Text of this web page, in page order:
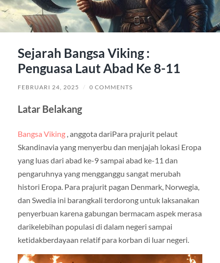
Sejarah Bangsa Viking :
Penguasa Laut Abad Ke 8-11
FEBRUARI 24, 2025 / 0 COMMENTS
Latar Belakang
Bangsa Viking, anggota dariPara prajurit pelaut
Skandinavia yang menyerbu dan menjajah lokasi Eropa
yang luas dari abad ke-9 sampai abad ke-11 dan
pengaruhnya yang mengganggu sangat merubah
histori Eropa. Para prajurit pagan Denmark, Norwegia,
dan Swedia ini barangkali terdorong untuk laksanakan
penyerbuan karena gabungan bermacam aspek merasa
darikelebihan populasi di dalam negeri sampai
ketidakberdayaan relatif para korban di luar negeri.